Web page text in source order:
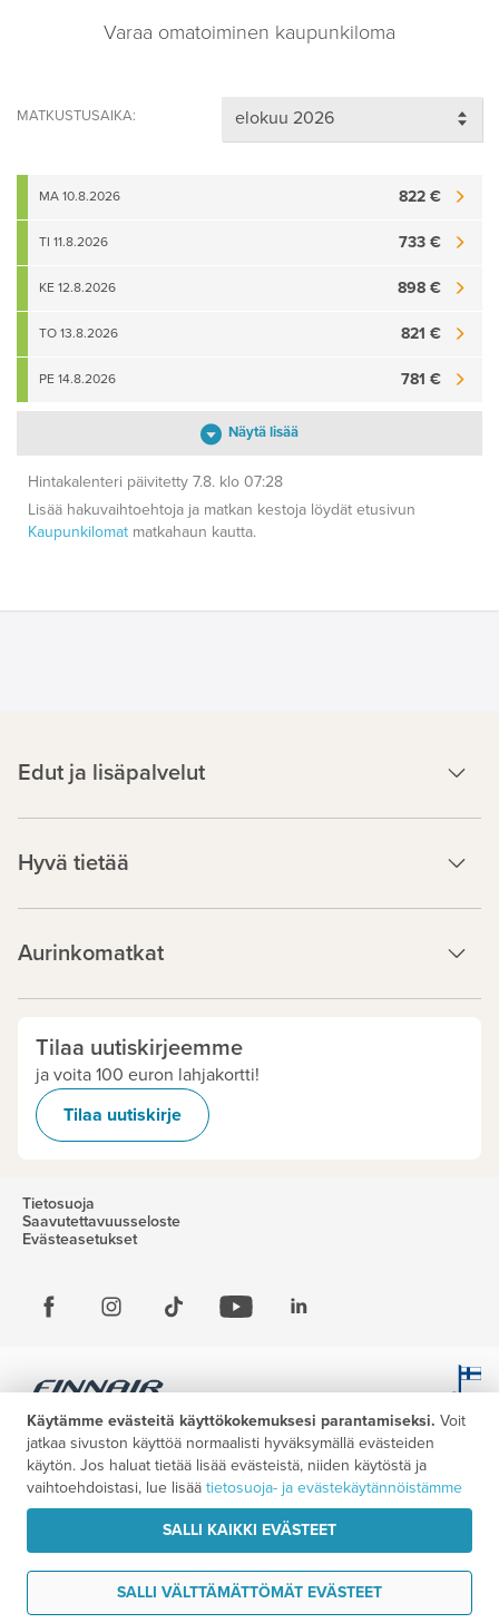
Varaa omatoiminen kaupunkiloma
MATKUSTUSAIKA:
822 €
MA 10.8.2026
733 €
TI 11.8.2026
898 €
KE 12.8.2026
821 €
TO 13.8.2026
781 €
PE 14.8.2026
Näytä lisää
Hintakalenteri päivitetty 7.8. klo 07:28
Lisää hakuvaihtoehtoja ja matkan kestoja löydät etusivun
Kaupunkilomat matkahaun kautta.
Edut ja lisäpalvelut
Hyvä tietää
Aurinkomatkat
Tilaa uutiskirjeemme
ja voita 100 euron lahjakortti!
Tilaa uutiskirje
Tietosuoja
Saavutettavuusseloste
Evästeasetukset
Käytämme evästeitä käyttökokemuksesi parantamiseksi. Voit
jatkaa sivuston käyttöä normaalisti hyväksymällä evästeiden
käytön. Jos haluat tietää lisää evästeistä, niiden käytöstä ja
vaihtoehdoistasi, lue lisää tietosuoja- ja evästekäytännöistämme
SALLI KAIKKI EVÄSTEET
SALLI VÄLTTÄMÄTTÖMÄT EVÄSTEET